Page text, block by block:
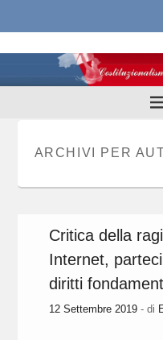
ARCHIVI PER
Critica della
Internet,
diritti
12 Settembre 2019 - di